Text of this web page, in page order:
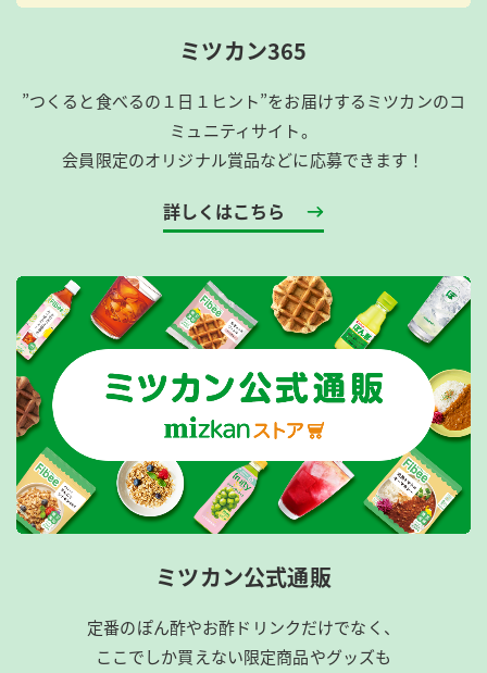
ミツカン365
”つくると食べるの１日１ヒント”をお届けするミツカンのコ
ミュニティサイト。
会員限定のオリジナル賞品などに応募できます！
詳しくはこちら
ミツカン公式通販
定番のぽん酢やお酢ドリンクだけでなく、
ここでしか買えない限定商品やグッズも